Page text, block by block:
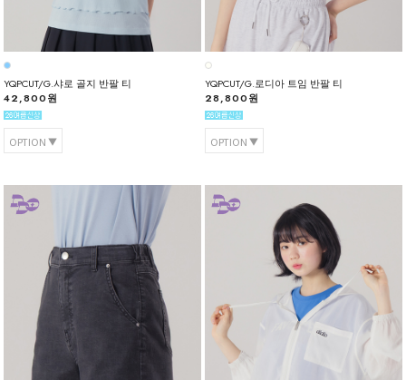
YQPCUT/G.샤로 골지 반팔 티
42,800원
OPTION
YQPCUT/G.로디아 트임 반팔 티
28,800원
OPTION